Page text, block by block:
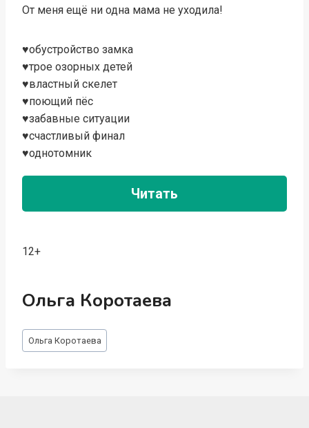
От меня ещё ни одна мама не уходила!
♥обустройство замка
♥трое озорных детей
♥властный скелет
♥поющий пёс
♥забавные ситуации
♥счастливый финал
♥однотомник
Читать
12+
Ольга Коротаева
Метки
записи:
Ольга Коротаева